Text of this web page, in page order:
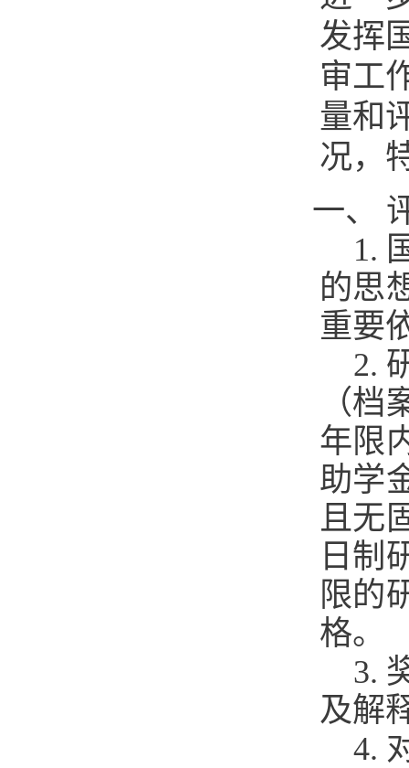
发挥
审工
量和
况，
一、
1.
的思
重要
2.
（
年限
助学
且无
日制
限的
格。
3.
及解
4.